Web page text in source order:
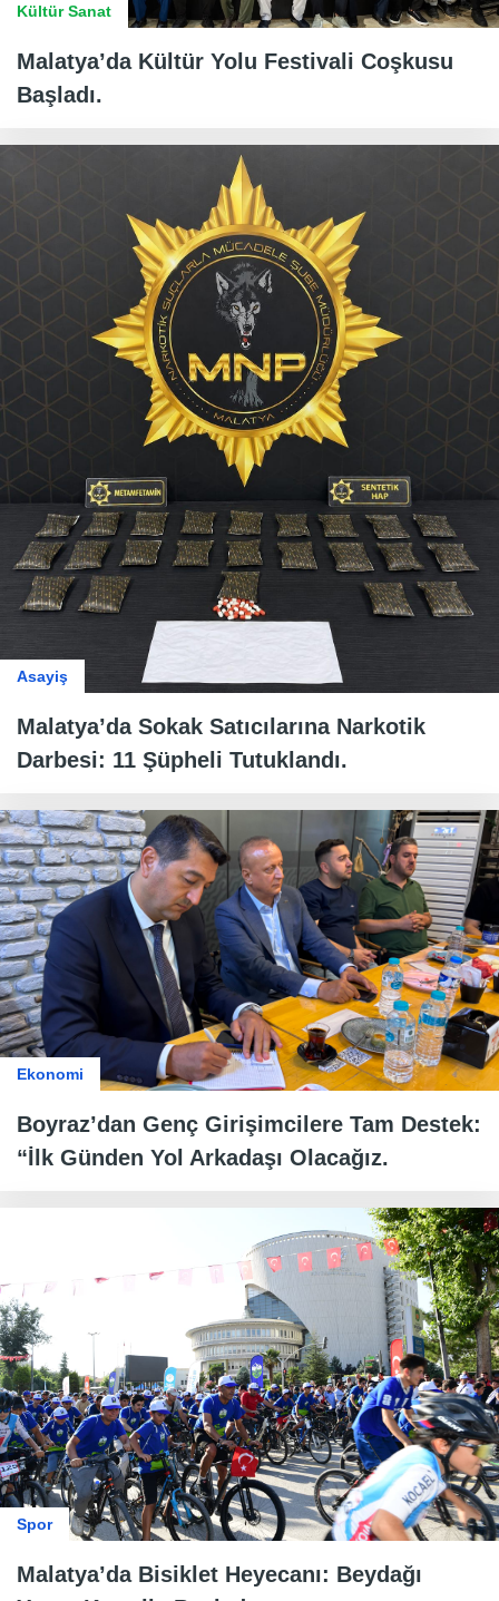
Kültür Sanat
Malatya’da Kültür Yolu Festivali Coşkusu
Başladı.
Asayiş
Malatya’da Sokak Satıcılarına Narkotik
Darbesi: 11 Şüpheli Tutuklandı.
Ekonomi
Boyraz’dan Genç Girişimcilere Tam Destek:
“İlk Günden Yol Arkadaşı Olacağız.
Spor
Malatya’da Bisiklet Heyecanı: Beydağı